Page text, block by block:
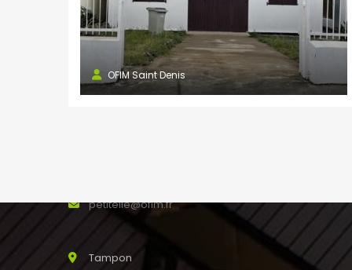
OFIM Saint Denis
SAINT JOSEPH Réunion
0262 31 44 00
0262 56 13 88
stjoseph@ofim.fr
petiteile@ofim.fr
Tampon